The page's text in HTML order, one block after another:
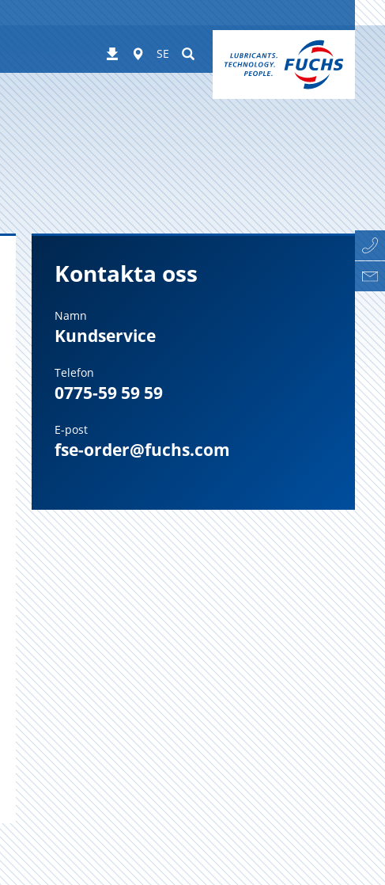
Nedladdningar
Worldwide
SE Suchen
Kontakta oss
Namn
Kundservice
Telefon
0775-59 59 59
E-post
fse-order@fuchs.com